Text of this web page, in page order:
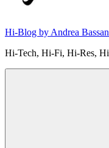
Hi-Blog by Andrea
Hi-Tech, Hi-Fi, Hi-Res,